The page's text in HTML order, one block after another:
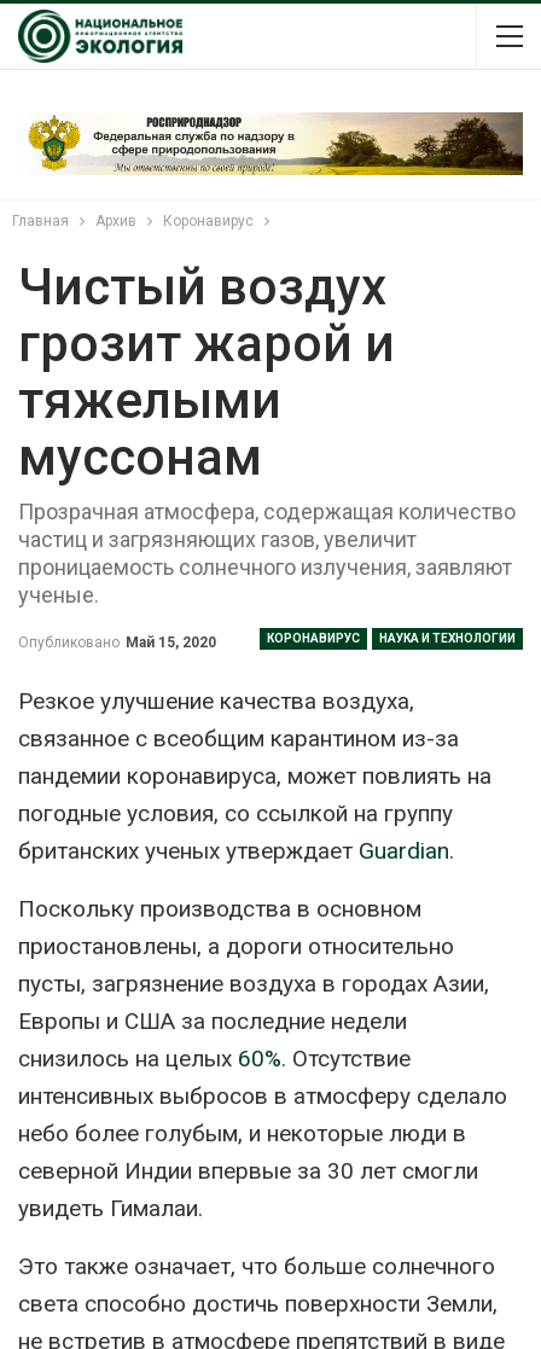
Главная Архив Коронавирус
Чистый воздух
грозит жарой и
тяжелыми
муссонам
Прозрачная атмосфера, содержащая количество
частиц и загрязняющих газов, увеличит
проницаемость солнечного излучения, заявляют
ученые.
КОРОНАВИРУС НАУКА И ТЕХНОЛОГИИ
Опубликовано Май 15, 2020
Резкое улучшение качества воздуха,
связанное с всеобщим карантином из-за
пандемии коронавируса, может повлиять на
погодные условия, со ссылкой на группу
британских ученых утверждает Guardian.
Поскольку производства в основном
приостановлены, а дороги относительно
пусты, загрязнение воздуха в городах Азии,
Европы и США за последние недели
снизилось на целых 60%. Отсутствие
интенсивных выбросов в атмосферу сделало
небо более голубым, и некоторые люди в
северной Индии впервые за 30 лет смогли
увидеть Гималаи.
Это также означает, что больше солнечного
света способно достичь поверхности Земли,
не встретив в атмосфере препятствий в виде